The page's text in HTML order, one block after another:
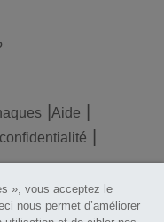
Aide
», vous acceptez le
nous permet d’améliorer